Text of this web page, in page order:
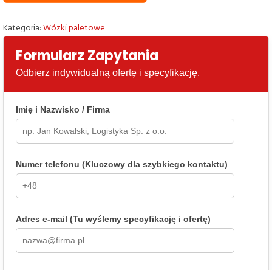
Kategoria:Wózki paletowe
Formularz Zapytania
Odbierz indywidualną ofertę i specyfikację.
Imię i Nazwisko / Firma
Numer telefonu (Kluczowy dla szybkiego kontaktu)
Adres e-mail (Tu wyślemy specyfikację i ofertę)